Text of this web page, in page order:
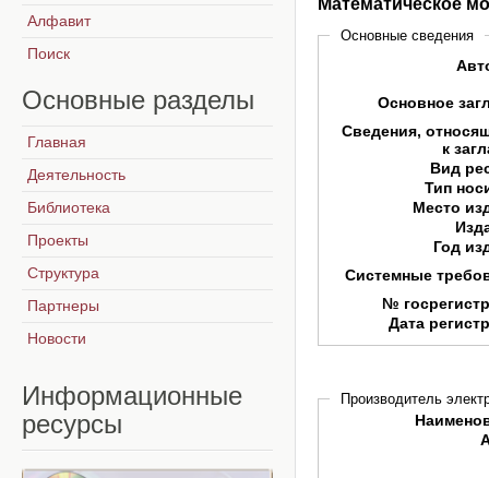
Математическое
Основные сведения
Основное
Сведения,
к
Вид
Тип
Место
Год
Системные
№
Дата
Производитель
Алфавит
Поиск
Основные разделы
Главная
Деятельность
Библиотека
Проекты
Структура
Партнеры
Новости
Информационные
ресурсы